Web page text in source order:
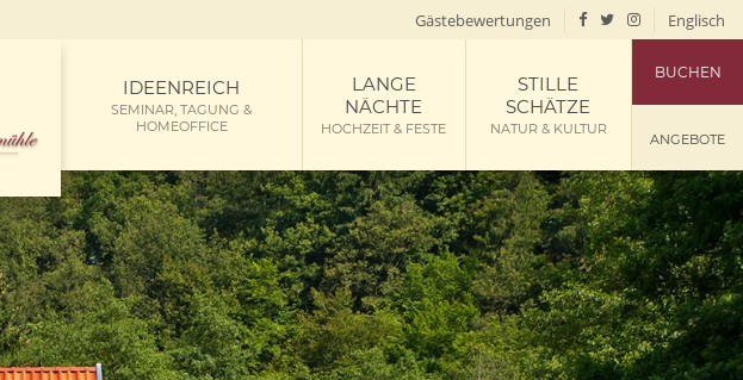
Gästebewertungen Englisch
IDEENREICH
SEMINAR, TAGUNG &
HOMEOFFICE
LANGE
NÄCHTE
HOCHZEIT & FESTE
STILLE
SCHÄTZE
NATUR & KULTUR
BUCHEN
ANGEBOTE